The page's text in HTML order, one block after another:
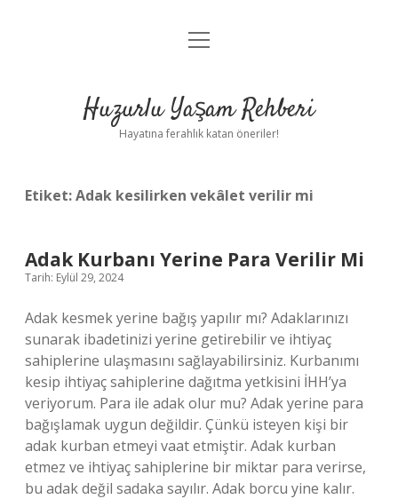
Anasayfa
Yasal Uyarı
menüyü
Huzurlu Yaşam Rehberi
Hayatına ferahlık katan öneriler!
Etiket:Adak kesilirken vekâlet verilir mi
Adak Kurbanı Yerine Para Verilir Mi
Tarih: Eylül 29, 2024
Adak kesmek yerine bağış yapılır mı? Adaklarınızı
sunarak ibadetinizi yerine getirebilir ve ihtiyaç
sahiplerine ulaşmasını sağlayabilirsiniz. Kurbanımı
kesip ihtiyaç sahiplerine dağıtma yetkisini İHH’ya
veriyorum. Para ile adak olur mu? Adak yerine para
bağışlamak uygun değildir. Çünkü isteyen kişi bir
adak kurban etmeyi vaat etmiştir. Adak kurban
etmez ve ihtiyaç sahiplerine bir miktar para verirse,
bu adak değil sadaka sayılır. Adak borcu yine kalır.